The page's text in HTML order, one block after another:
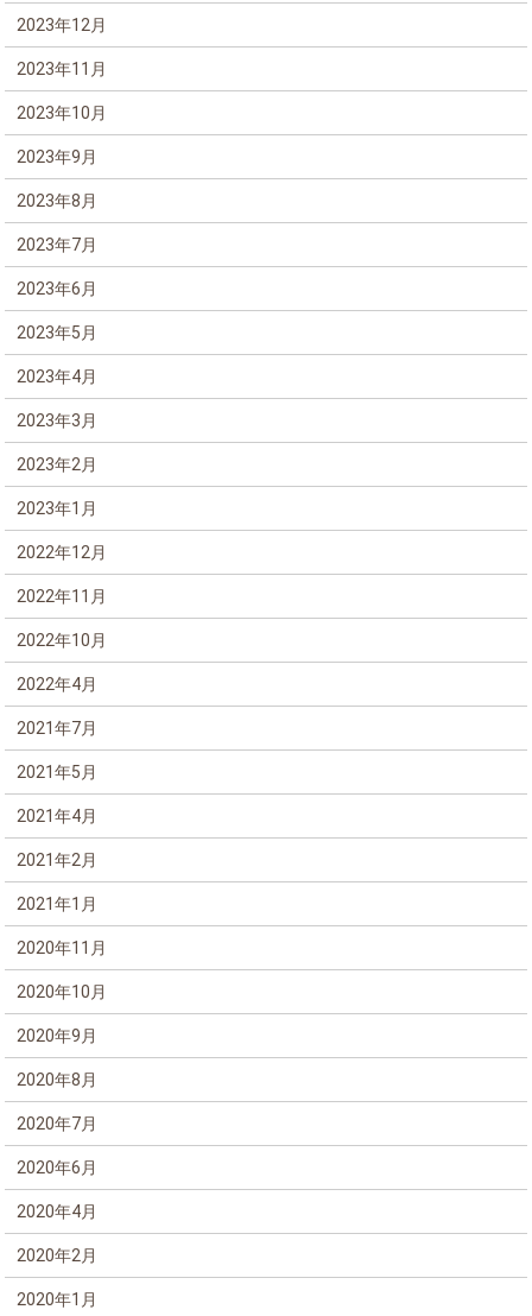
2023年12月
2023年11月
2023年10月
2023年9月
2023年8月
2023年7月
2023年6月
2023年5月
2023年4月
2023年3月
2023年2月
2023年1月
2022年12月
2022年11月
2022年10月
2022年4月
2021年7月
2021年5月
2021年4月
2021年2月
2021年1月
2020年11月
2020年10月
2020年9月
2020年8月
2020年7月
2020年6月
2020年4月
2020年2月
2020年1月